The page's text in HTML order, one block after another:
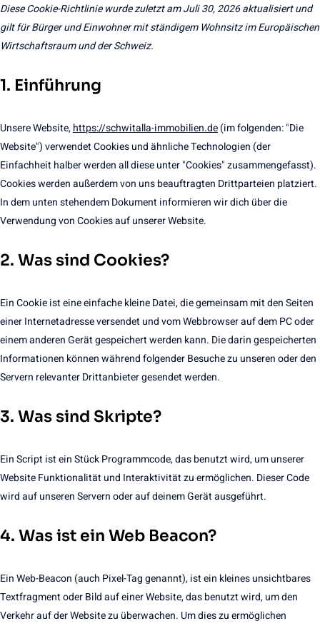
Diese Cookie-Richtlinie wurde zuletzt am Juli 30, 2026 aktualisiert und
gilt für Bürger und Einwohner mit ständigem Wohnsitz im Europäischen
Wirtschaftsraum und der Schweiz.
1. Einführung
Unsere Website,https://schwitalla-immobilien.de(im folgenden: "Die
Website") verwendet Cookies und ähnliche Technologien (der
Einfachheit halber werden all diese unter "Cookies" zusammengefasst).
Cookies werden außerdem von uns beauftragten Drittparteien platziert.
In dem unten stehendem Dokument informieren wir dich über die
Verwendung von Cookies auf unserer Website.
2. Was sind Cookies?
Ein Cookie ist eine einfache kleine Datei, die gemeinsam mit den Seiten
einer Internetadresse versendet und vom Webbrowser auf dem PC oder
einem anderen Gerät gespeichert werden kann. Die darin gespeicherten
Informationen können während folgender Besuche zu unseren oder den
Servern relevanter Drittanbieter gesendet werden.
3. Was sind Skripte?
Ein Script ist ein Stück Programmcode, das benutzt wird, um unserer
Website Funktionalität und Interaktivität zu ermöglichen. Dieser Code
wird auf unseren Servern oder auf deinem Gerät ausgeführt.
4. Was ist ein Web Beacon?
Ein Web-Beacon (auch Pixel-Tag genannt), ist ein kleines unsichtbares
Textfragment oder Bild auf einer Website, das benutzt wird, um den
Verkehr auf der Website zu überwachen. Um dies zu ermöglichen